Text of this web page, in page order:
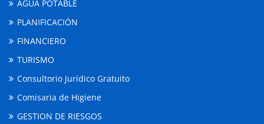
AGUA POTABLE
PLANIFICACIÓN
FINANCIERO
TURISMO
Consultorio Jurídico Gratuito
Comisaria de Higiene
GESTION DE RIESGOS